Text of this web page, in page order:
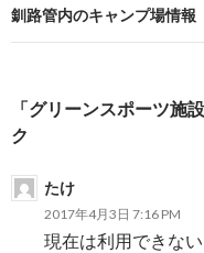
ナ
ゲ
ー
シ
ョ
釧路管内のキャンプ場情報
「グリーンスポーツ施
ク
たけ
2017年4月3日 7:16 PM
現在は利用できない